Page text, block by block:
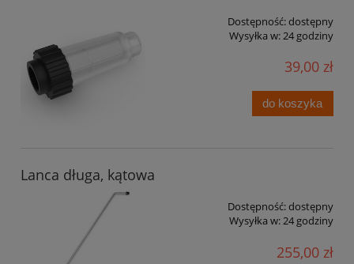
Dostępność:dostępny
Wysyłka w: 24 godziny
39,00 zł
do koszyka
Lanca długa, kątowa
Dostępność:dostępny
Wysyłka w:24 godziny
255,00 zł